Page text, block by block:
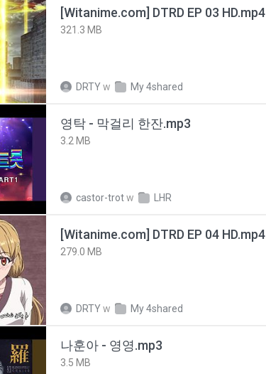
[Witanime.com] DTRD EP 03 HD.mp4
321.3 MB
DRTYw My 4shared
영탁 - 막걸리 한잔.mp3
3.2 MB
castor-trotw LHR
[Witanime.com] DTRD EP 04 HD.mp4
279.0 MB
DRTYw My 4shared
나훈아 - 영영.mp3
3.5 MB